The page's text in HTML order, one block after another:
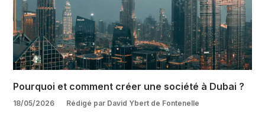
Pourquoi et comment créer une société à Dubai ?
18/05/2026 Rédigé par David Ybert de Fontenelle